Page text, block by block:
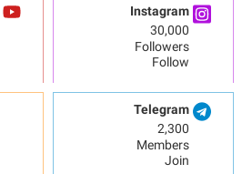
Instagram
30,000
Followers
Follow
Telegram
2,300
Members
Join